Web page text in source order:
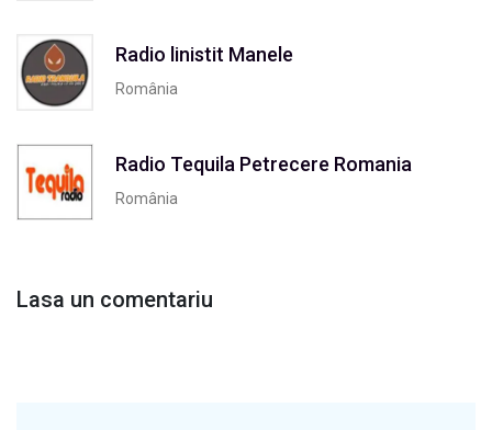
Radio linistit Manele
România
Radio Tequila Petrecere Romania
România
Lasa un comentariu